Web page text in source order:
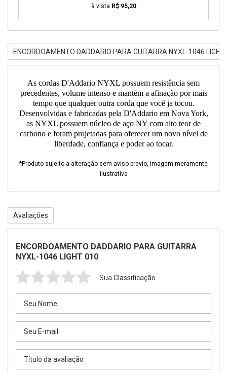
à vista R$ 95,20
ENCORDOAMENTO DADDARIO PARA GUITARRA NYXL-1046
As cordas D'Addario NYXL possuem resistência sem
precedentes, volume intenso e mantém a afinação por mais
tempo que qualquer outra corda que você ja tocou.
Desenvolvidas e fabricadas pela D'Addario em Nova York,
as NYXL possuem núcleo de aço NY com alto teor de
carbono e foram projetadas para oferecer um novo nível de
liberdade, confiança e poder ao tocar.
*Produto sujeito a alteração sem aviso previo, imagem meramente
ilustrativa
Avaliações
ENCORDOAMENTO DADDARIO PARA GUITARRA
NYXL-1046 LIGHT 010
Sua Classificação